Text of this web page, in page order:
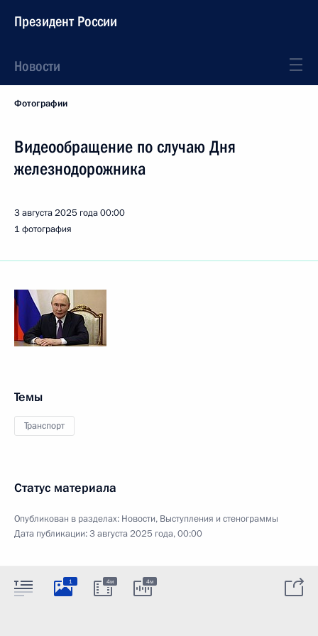
Президент России
Новости
Фотографии
Видеообращение по случаю Дня
железнодорожника
3 августа 2025 года00:00
1 фотография
Темы
Транспорт
Статус материала
Опубликован в разделах: Новости, Выступления и стенограммы
Дата публикации:3 августа 2025 года, 00:00
1 4м 4м